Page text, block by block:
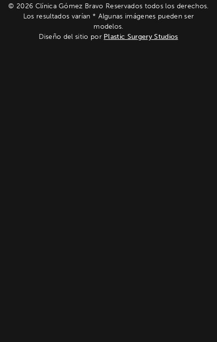
© 2026 Clínica Gómez Bravo Reservados todos los derechos.
Los resultados varían * Algunas imágenes pueden ser
modelos.
Diseño del sitio por Plastic Surgery Studios